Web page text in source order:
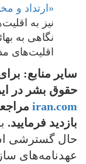
«ارتداد و
نیز به
نگاهی به
اقلیت‌های
سایر منابع:
حقوق بشر در
iran.com
بازدید فرمایید.
حال گسترشی
عهدنامه‌های